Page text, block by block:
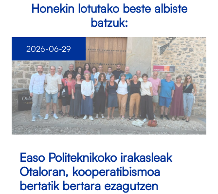
Honekin lotutako beste albiste
batzuk:
Easo Politeknikoko irakasleak
Otaloran, kooperatibismoa
bertatik bertara ezagutzen
2026-06-29